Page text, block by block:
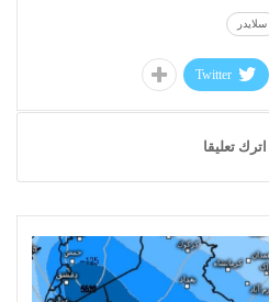
سلايدر
Twitter
اترك تعليقا